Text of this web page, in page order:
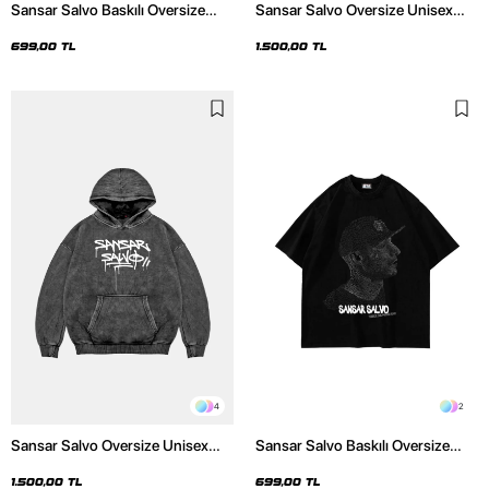
Sansar Salvo Baskılı Oversize
699,00 TL
Sansar Salvo Oversize Unisex
1.500,00 TL
4
Sansar Salvo Oversize Unisex
1.500,00 TL
2
Sansar Salvo Baskılı Oversize
699,00 TL